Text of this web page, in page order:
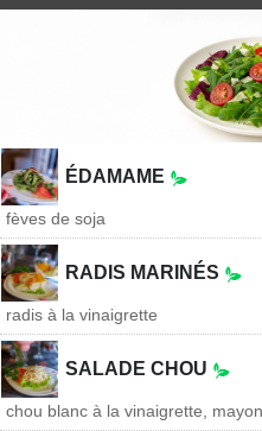
ÉDAMAME
fèves de soja
RADIS MARINÉS
radis à la vinaigrette
SALADE CHOU
chou blanc à la vinaigrette,